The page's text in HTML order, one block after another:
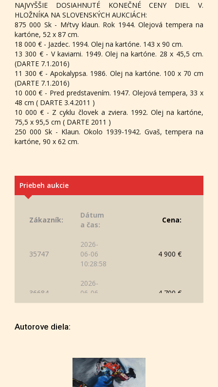
NAJVYŠŠIE DOSIAHNUTÉ KONEČNÉ CENY DIEL V.
HLOŽNÍKA NA SLOVENSKÝCH AUKCIÁCH:
875 000 Sk - Mŕtvy klaun. Rok 1944. Olejová tempera na
kartóne, 52 x 87 cm.
18 000 € - Jazdec. 1994. Olej na kartóne. 143 x 90 cm.
13 300 € - V kaviarni. 1949. Olej na kartóne. 28 x 45,5 cm.
(DARTE 7.1.2016)
11 300 € - Apokalypsa. 1986. Olej na kartóne. 100 x 70 cm
(DARTE 7.1.2016)
10 000 € - Pred predstavením. 1947. Olejová tempera, 33 x
48 cm ( DARTE 3.4.2011 )
10 000 € - Z cyklu človek a zviera. 1992. Olej na kartóne,
75,5 x 95,5 cm ( DARTE 2011 )
250 000 Sk - Klaun. Okolo 1939-1942. Gvaš, tempera na
kartóne, 90 x 62 cm.
Priebeh aukcie
Zákazník:
Dátum
a čas:
Cena:
35747
2026-
06-06
10:28:58
4 900 €
36684
2026-
06-06
10:28:38
4 700 €
35747
2026-
06-06
10:23:55
Autorove diela: